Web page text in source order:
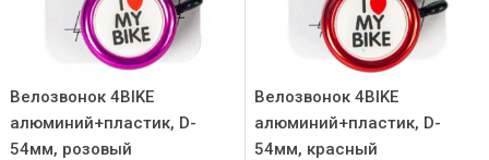
Велозвонок 4BIKE
алюминий+пластик, D-
54мм, розовый
Велозвонок 4BIKE
алюминий+пластик, D-
54мм, красный